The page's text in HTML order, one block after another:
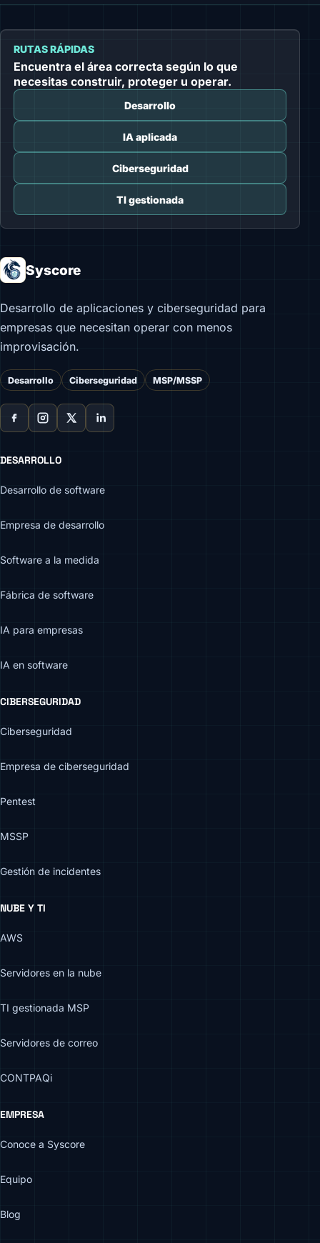
RUTAS RÁPIDAS
Encuentra el área correcta según lo que
necesitas construir, proteger u operar.
Desarrollo
IA aplicada
Ciberseguridad
TI gestionada
Syscore
Desarrollo de aplicaciones y ciberseguridad para
empresas que necesitan operar con menos
improvisación.
Desarrollo Ciberseguridad MSP/MSSP
DESARROLLO
Desarrollo de software
Empresa de desarrollo
Software a la medida
Fábrica de software
IA para empresas
IA en software
CIBERSEGURIDAD
Ciberseguridad
Empresa de ciberseguridad
Pentest
MSSP
Gestión de incidentes
NUBE Y TI
AWS
Servidores en la nube
TI gestionada MSP
Servidores de correo
CONTPAQi
EMPRESA
Conoce a Syscore
Equipo
Blog